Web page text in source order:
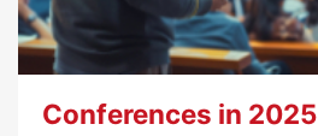
Conferences in 2025